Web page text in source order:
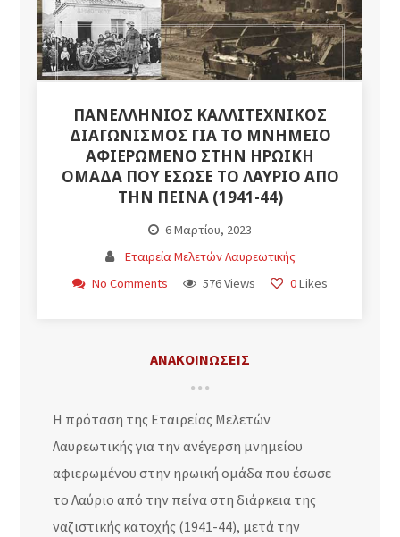
ΠΑΝΕΛΛΉΝΙΟΣ ΚΑΛΛΙΤΕΧΝΙΚΌΣ
ΔΙΑΓΩΝΙΣΜΌΣ ΓΙΑ ΤΟ ΜΝΗΜΕΊΟ
ΑΦΙΕΡΩΜΈΝΟ ΣΤΗΝ ΗΡΩΙΚΉ
ΟΜΆΔΑ ΠΟΥ ΈΣΩΣΕ ΤΟ ΛΑΎΡΙΟ ΑΠΌ
ΤΗΝ ΠΕΊΝΑ (1941-44)
6 Μαρτίου, 2023
Εταιρεία Μελετών Λαυρεωτικής
No Comments
576 Views 0Likes
ΑΝΑΚΟΙΝΩΣΕΙΣ
Η πρόταση της Εταιρείας Μελετών
Λαυρεωτικής για την ανέγερση μνημείου
αφιερωμένου στην ηρωική ομάδα που έσωσε
το Λαύριο από την πείνα στη διάρκεια της
ναζιστικής κατοχής (1941-44), μετά την